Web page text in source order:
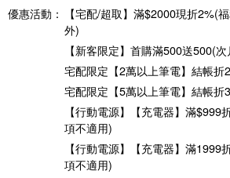
優惠活動：
【宅配/超取】滿$2000現折2%(
外)
【新客限定】首購滿500送500(
宅配限定【2萬以上筆電】結帳折
宅配限定【5萬以上筆電】結帳折
【行動電源】【充電器】滿$999
項不適用)
【行動電源】【充電器】滿1999
項不適用)